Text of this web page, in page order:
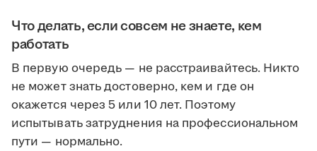
Что делать, если совсем не знаете, кем
работать
В первую очередь — не расстраивайтесь. Никто
не может знать достоверно, кем и где он
окажется через 5 или 10 лет. Поэтому
испытывать затруднения на профессиональном
пути — нормально.